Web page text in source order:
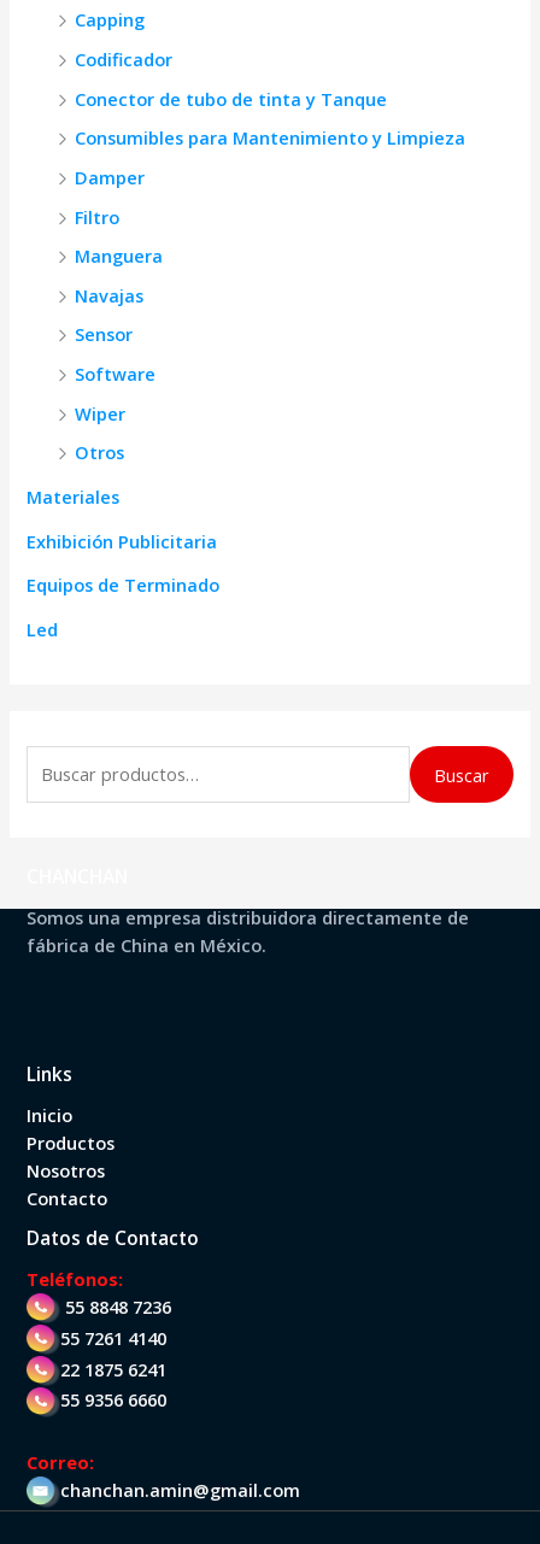
Capping
Codificador
Conector de tubo de tinta y Tanque
Consumibles para Mantenimiento y Limpieza
Damper
Filtro
Manguera
Navajas
Sensor
Software
Wiper
Otros
Materiales
Exhibición Publicitaria
Equipos de Terminado
Led
u
r
:
Buscar
Somos una empresa distribuidora directamente de
fábrica de China en México.
Links
Inicio
Productos
Nosotros
Contacto
Datos de Contacto
Teléfonos:
55 8848 7236
55 7261 4140
22 1875 6241
55 9356 6660
Correo:
chanchan.amin@gmail.com